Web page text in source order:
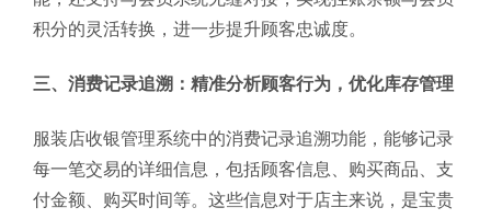
积分的灵活转换，进一步提升顾客忠诚度。
三、消费记录追溯：精准分析顾客行为，优化库存管理
服装店收银管理系统中的消费记录追溯功能，能够记录
每一笔交易的详细信息，包括顾客信息、购买商品、支
付金额、购买时间等。这些信息对于店主来说，是宝贵